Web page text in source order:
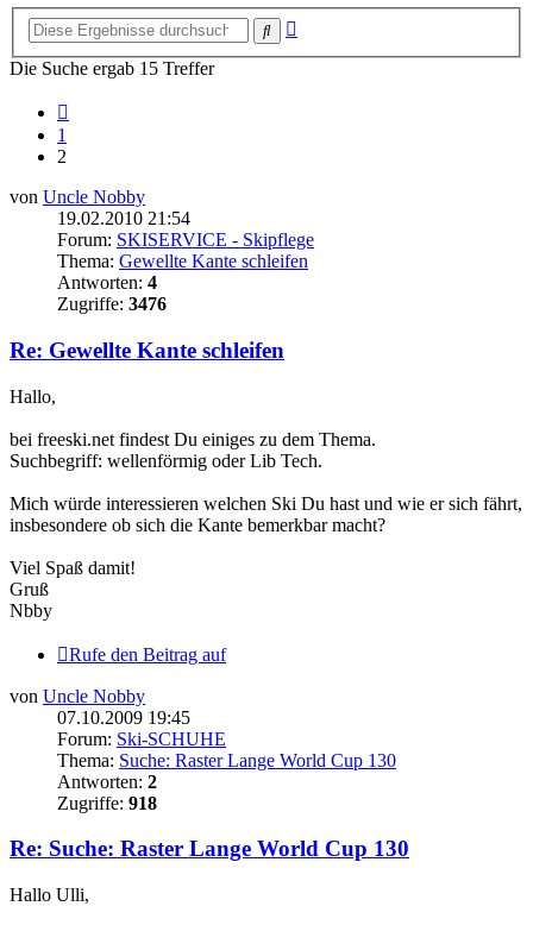
Suche
Die Suche ergab 15 Treffer
1
2
von Uncle Nobby
19.02.2010 21:54
Forum: SKISERVICE - Skipflege
Thema: Gewellte Kante schleifen
Antworten: 4
Zugriffe: 3476
Re: Gewellte Kante schleifen
Hallo,
bei freeski.net findest Du einiges zu dem Thema.
Suchbegriff: wellenförmig oder Lib Tech.
Mich würde interessieren welchen Ski Du hast und wie er sich fährt,
insbesondere ob sich die Kante bemerkbar macht?
Viel Spaß damit!
Gruß
Nbby
Rufe den Beitrag auf
von Uncle Nobby
07.10.2009 19:45
Forum: Ski-SCHUHE
Thema: Suche: Raster Lange World Cup 130
Antworten: 2
Zugriffe: 918
Re: Suche: Raster Lange World Cup 130
Hallo Ulli,